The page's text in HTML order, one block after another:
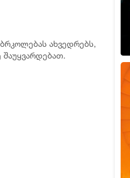
ახვედრებს,
შაუყვარდებათ.